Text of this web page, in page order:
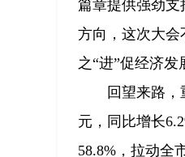
篇章提供强劲支
方向，这次大会
之“进”促经济发
回望来路
元，同比增长
58.8%，拉动全